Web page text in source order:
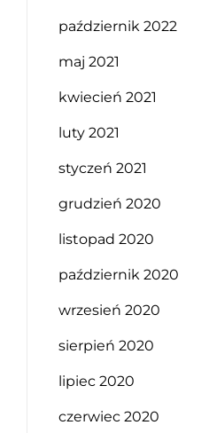
październik 2022
maj 2021
kwiecień 2021
luty 2021
styczeń 2021
grudzień 2020
listopad 2020
październik 2020
wrzesień 2020
sierpień 2020
lipiec 2020
czerwiec 2020